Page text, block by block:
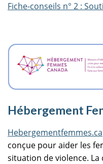
Fiche-conseils n° 2 :
Hébergement
Hebergementfemmes.ca
conçue pour aider les
situation de violence.